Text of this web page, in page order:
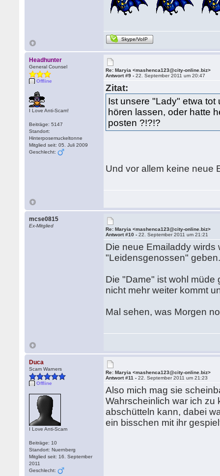
Skype/VoIP
Headhunter
General Counsel
Offline
I Love Anti-Scam!
Beiträge: 5147
Standort:
Hinterposemuckeltonne
Mitglied seit: 05. Juli 2009
Geschlecht:
Re: Maryia <mashenca123@city-online.biz>
Antwort #9 -22. September 2011 um 20:47
Zitat:
Ist unsere "Lady" etwa
hören lassen, oder hatte
posten ?!?!?
Und vor allem keine neue
mcse0815
Ex-Mitglied
Re: Maryia <mashenca123@city-online.biz>
Antwort #10 -22. September 2011 um 21:21
Die neue Emailaddy
"Leidensgenossen"
Die "Dame" ist wohl müde
nicht mehr weiter kommt
Mal sehen, was Morgen
Duca
Scam Warners
Offline
I Love Anti-Scam
Beiträge: 10
Standort: Nuernberg
Mitglied seit: 16. September
2011
Geschlecht:
Re: Maryia <mashenca123@city-online.biz>
Antwort #11 -22. September 2011 um 21:23
Also mich mag sie
Wahrscheinlich war ich zu
abschütteln kann, dabei
ein bisschen mit ihr